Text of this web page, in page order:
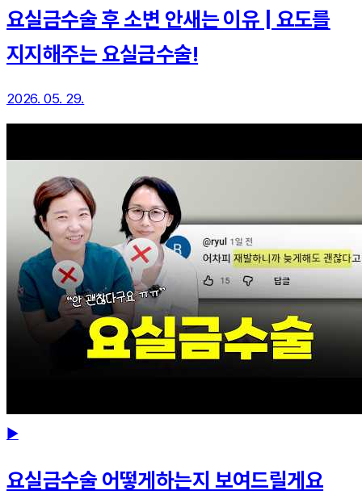
요실금수술 후 소변 안새는 이유 | 요도를
지지해주는 요실금수술!
2026. 05. 29.
▶
요실금수술 어떻게하는지 보여드릴게요